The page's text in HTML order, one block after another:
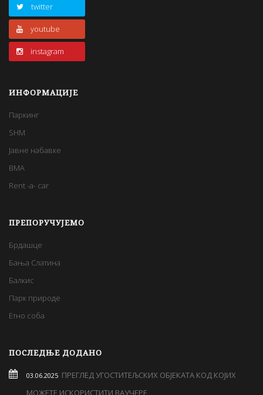
twitter
youtube
instagram
ИНФОРМАЦИЈЕ
Паркинг
SHM
Јавне набавке
BMA
Rent -a- car
ПРЕПОРУЧУЈЕМО
Брдашце
Бања Слатина
Балкис
Парк природе
Етно соба
ПОСЛЕДЊЕ ДОДАНО
03.06.2025 ПРЕГЛЕД УГОСТИТЕЉСКИХ ОБЈЕКАТА КОД КОЈИХ
МОЖЕТЕ ИСКОРИСТИТИ ВАУЧЕРЕ